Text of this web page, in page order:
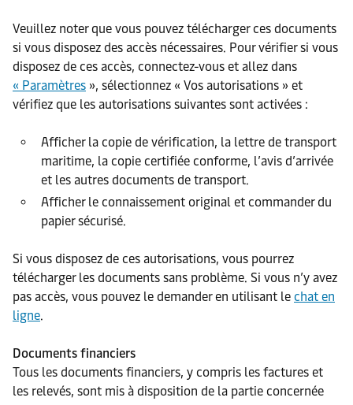
Veuillez noter que vous pouvez télécharger ces documents
si vous disposez des accès nécessaires. Pour vérifier si vous
disposez de ces accès, connectez-vous et allez dans
« Paramètres », sélectionnez « Vos autorisations » et
vérifiez que les autorisations suivantes sont activées :
Afficher la copie de vérification, la lettre de transport
maritime, la copie certifiée conforme, l’avis d’arrivée
et les autres documents de transport.
Afficher le connaissement original et commander du
papier sécurisé.
Si vous disposez de ces autorisations, vous pourrez
télécharger les documents sans problème. Si vous n’y avez
pas accès, vous pouvez le demander en utilisant le chat en
ligne.
Documents financiers
Tous les documents financiers, y compris les factures et
les relevés, sont mis à disposition de la partie concernée